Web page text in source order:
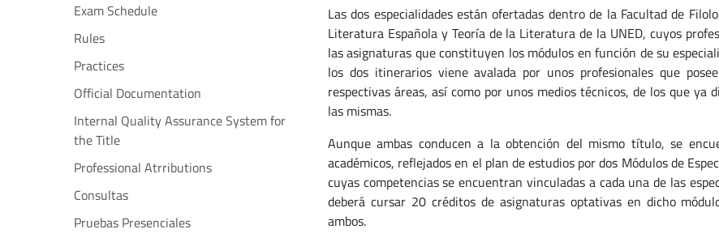
Exam Schedule
Rules
Practices
Official Documentation
Internal Quality Assurance System for
the Title
Professional Atrributions
Consultas
Pruebas Presenciales
Las dos especialidades están ofertadas dentro de la Facultad de
Literatura Española y Teoría de la Literatura de la UNED, cuyos
las asignaturas que constituyen los módulos en función de su
los dos itinerarios viene avalada por unos profesionales que
respectivas áreas, así como por unos medios técnicos, de los que ya
las mismas.
Aunque ambas conducen a la obtención del mismo título, se
académicos, reflejados en el plan de estudios por dos Módulos de
cuyas competencias se encuentran vinculadas a cada una de las
deberá cursar 20 créditos de asignaturas optativas en dicho
ambos.